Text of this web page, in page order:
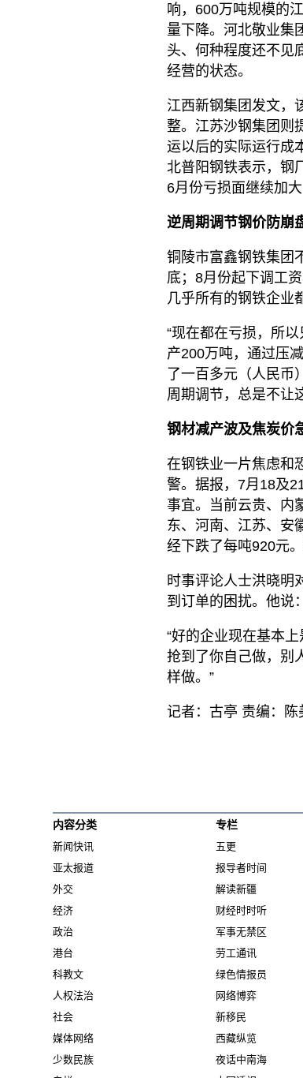
响，600万吨规模的
量下降。河北敬业集
头、何种程度还不见
经营的状态。
江西新钢集团发文，
整。江苏沙钢集团则
运以后的实际运行成
北普阳钢铁表示，钢
6月份亏损面继续加
逆周期调节钢价防崩
铜陵市富鑫钢铁集团
底；8月份起下调工
几乎所有的钢铁企业
“现在都在亏损，所
产200万吨，通过压
了一百多元（人民币
周期调节，总是不让
钢材减产波及焦炭价
在钢铁业一片焦虑和
警。据报，7月18及
事宜。当前云贵、内
东、河南、江苏、安
经下跌了每吨920元
时事评论人士洪晓明
到订单的困扰。他说：
“好的企业现在基本
抢到了你自己做，别
样做。”
记者：古亭 责编：
内容分类
新闻快讯
亚太报道
外交
经济
政治
港台
科教文
人权法治
社会
媒体网络
少数民族
专栏
五更
报导者时间
解读新疆
财经时时听
军事无禁区
劳工通讯
绿色情报员
网络博弈
新移民
西藏纵览
夜话中南海